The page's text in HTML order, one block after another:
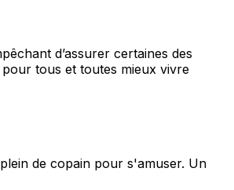
d’assurer certaines des
tous et toutes mieux vivre
de copain pour s'amuser. Un